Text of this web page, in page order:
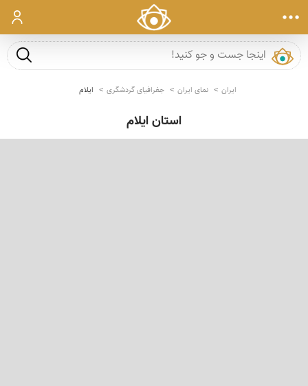
ورود
جست و
ایران نمای ایران جغرافیای گردشگری ایلام
استان ایلام